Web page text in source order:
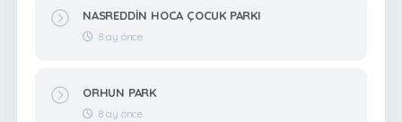
NASREDDİN HOCA ÇOCUK PARKI
8 ay önce
ORHUN PARK
8 ay önce